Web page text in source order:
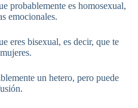
probablemente es homosexual,
emocionales.
eres bisexual, es decir, que te
un hetero, pero puede